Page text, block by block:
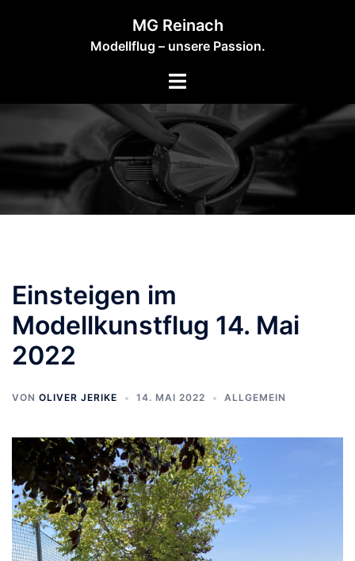
MG Reinach
Modellflug – unsere Passion.
Einsteigen im
Modellkunstflug 14. Mai
2022
VON OLIVER JERIKE 14. MAI 2022 ALLGEMEIN